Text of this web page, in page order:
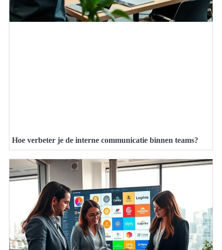
Hoe verbeter je de interne communicatie binnen teams?